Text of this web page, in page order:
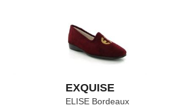
EXQUISE
ELISE Bordeaux